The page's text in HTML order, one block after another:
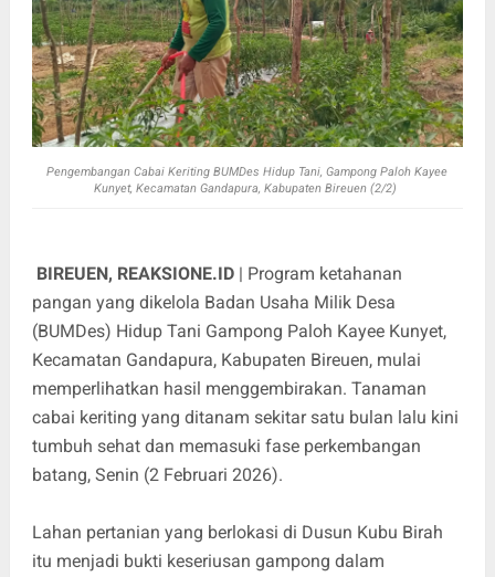
Pengembangan Cabai Keriting BUMDes Hidup Tani, Gampong Paloh Kayee
Kunyet, Kecamatan Gandapura, Kabupaten Bireuen (2/2)
BIREUEN, REAKSIONE.ID| Program ketahanan
pangan yang dikelola Badan Usaha Milik Desa
(BUMDes) Hidup Tani Gampong Paloh Kayee Kunyet,
Kecamatan Gandapura, Kabupaten Bireuen, mulai
memperlihatkan hasil menggembirakan. Tanaman
cabai keriting yang ditanam sekitar satu bulan lalu kini
tumbuh sehat dan memasuki fase perkembangan
batang, Senin (2 Februari 2026).
Lahan pertanian yang berlokasi di Dusun Kubu Birah
itu menjadi bukti keseriusan gampong dalam